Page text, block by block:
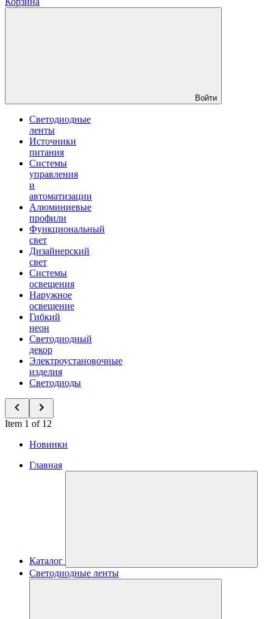
Войти
Светодиодные
ленты
Источники
питания
Системы
управления
и
автоматизации
Алюминиевые
профили
Функциональный
свет
Дизайнерский
свет
Системы
освещения
Наружное
освещение
Гибкий
неон
Светодиодный
декор
Электроустановочные
изделия
Светодиоды
Item 1 of 12
Новинки
Главная
Каталог
Светодиодные ленты